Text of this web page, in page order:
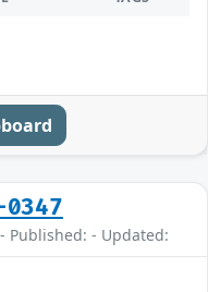
0347
- Published: - Updated: